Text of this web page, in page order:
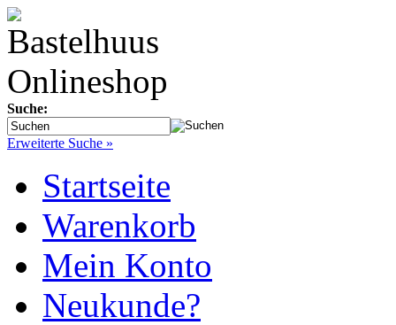
Suche:
Erweiterte Suche »
Startseite
Warenkorb
Mein Konto
Neukunde?